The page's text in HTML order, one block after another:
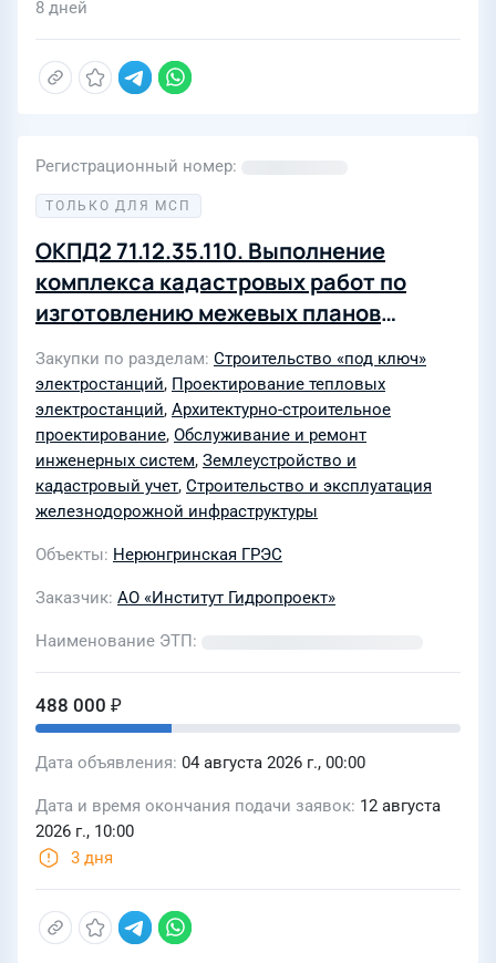
8 дней
Регистрационный номер
ТОЛЬКО ДЛЯ МСП
ОКПД2 71.12.35.110. Выполнение
комплекса кадастровых работ по
изготовлению межевых планов
разработки проектной документации
«Строительство 2-ой очереди
Нерюнгринской ГРЭС. Этап 2.
Развитие железнодорожного пути
необщего пользования СП
«Нерюнгринская ГРЭС» АО «ДГК»
(Лот 0118-ОСН ПРОД ДОХ-2026-ГП)
Закупки по разделам Строительство «под ключ»
электростанций, Проектирование тепловых
электростанций, Архитектурно-строительное
проектирование, Обслуживание и ремонт
инженерных систем, Землеустройство и
кадастровый учет, Строительство и эксплуатация
железнодорожной инфраструктуры
Объекты Нерюнгринская ГРЭС
Заказчик АО «Институт Гидропроект»
Наименование ЭТП
488 000 ₽
Дата объявления 04 августа 2026 г., 00:00
Дата и время окончания подачи заявок 12 августа
2026 г., 10:00
3 дня